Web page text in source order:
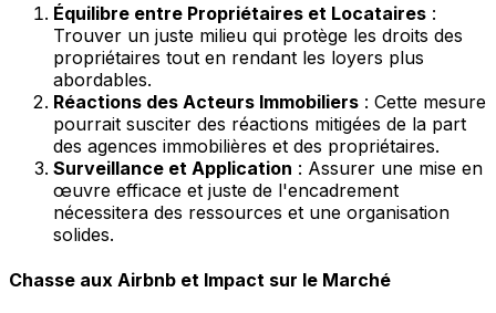
Équilibre entre Propriétaires et Locataires :
Trouver un juste milieu qui protège les droits des
propriétaires tout en rendant les loyers plus
abordables.
Réactions des Acteurs Immobiliers : Cette mesure
pourrait susciter des réactions mitigées de la part
des agences immobilières et des propriétaires.
Surveillance et Application : Assurer une mise en
œuvre efficace et juste de l'encadrement
nécessitera des ressources et une organisation
solides.
Chasse aux Airbnb et Impact sur le Marché